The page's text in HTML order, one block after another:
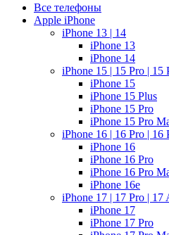
Все телефоны
Apple iPhone
iPhone 13 | 14
iPhone 13
iPhone 14
iPhone 15 | 15 Pro | 15
iPhone 15
iPhone 15 Plus
iPhone 15 Pro
iPhone 15 Pro
iPhone 16 | 16 Pro | 16
iPhone 16
iPhone 16 Pro
iPhone 16 Pro
iPhone 16e
iPhone 17 | 17 Pro | 17
iPhone 17
iPhone 17 Pro